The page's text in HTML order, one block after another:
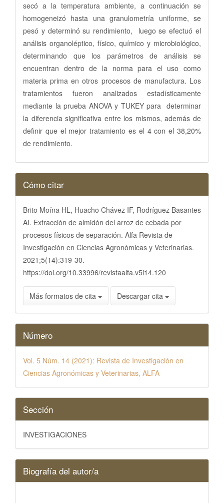
secó a la temperatura ambiente, a continuación se
homogeneizó hasta una granulometría uniforme, se
pesó y determinó su rendimiento, luego se efectuó el
análisis organoléptico, físico, químico y microbiológico,
determinando que los parámetros de análisis se
encuentran dentro de la norma para el uso como
materia prima en otros procesos de manufactura. Los
tratamientos fueron analizados estadísticamente
mediante la prueba ANOVA y TUKEY para determinar
la diferencia significativa entre los mismos, además de
definir que el mejor tratamiento es el 4 con el 38,20%
de rendimiento.
Detalles
del
artículo
Cómo citar
Brito Moína HL, Huacho Chávez IF, Rodríguez Basantes
AI. Extracción de almidón del arroz de cebada por
procesos físicos de separación. Alfa Revista de
Investigación en Ciencias Agronómicas y Veterinarias.
2021;5(14):319-30.
https://doi.org/10.33996/revistaalfa.v5i14.120
Más formatos de cita Descargar cita
Número
Vol. 5 Núm. 14 (2021): Revista de Investigación en
Ciencias Agronómicas y Veterinarias, ALFA
Sección
INVESTIGACIONES
Biografía del autor/a